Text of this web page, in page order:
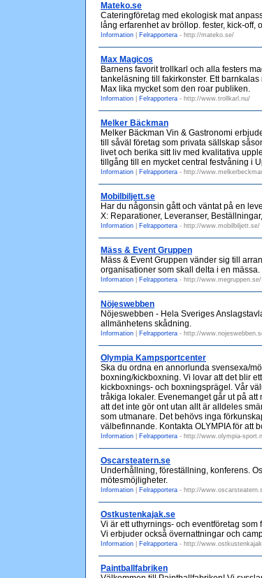
Mateko.se
Cateringföretag med ekologisk mat
lång erfarenhet av bröllop. fester, kick-
Information Felrapportera - http://mateko.se/
Max Magicos
Barnens favorit trollkarl och alla festers
tankeläsning till fakirkonster. Ett
Max lika mycket som den roar publiken.
Information Felrapportera - http://www.trollkarl.nu/
Melker Bäckman
Melker Bäckman Vin & Gastronomi
till såväl företag som privata sällskap
livet och berika sitt liv med kvalitativa
tillgång till en mycket central festvåning i
Information Felrapportera - http://
Mobilbiljett.se
Har du någonsin gått och väntat på en
X: Reparationer, Leveranser,
Information Felrapportera - http://www.mobilbiljett.se/
Mäss & Event Gruppen
Mäss & Event Gruppen vänder sig till
organisationer som skall delta i en mässa.
Information Felrapportera - http://www.megruppen.se/
Nöjeswebben
Nöjeswebben - Hela Sveriges
allmänhetens skådning.
Information Felrapportera - http://
Olympia Kampsportcenter
Ska du ordna en annorlunda svensexa/
boxning/kickboxning. Vi lovar att det blir
kickboxnings- och boxningsprägel. Vår
tråkiga lokaler. Evenemanget går ut på
att det inte gör ont utan allt är alldeles
som utmanare. Det behövs inga
välbefinnande. Kontakta OLYMPIA för att
Information Felrapportera - http://www.olympia-
Oscarsteatern.se
Underhållning, föreställning, konferens.
mötesmöjligheter.
Information Felrapportera - http://
Ostkustenkajak.se
Vi är ett uthyrnings- och eventföretag
Vi erbjuder också övernattningar och
Information Felrapportera - http://
Paintballfabriken